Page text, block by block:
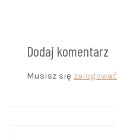
Dodaj komentarz
Musisz się zalogować